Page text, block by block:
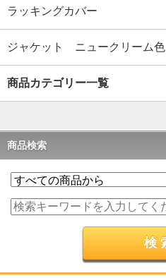
ラッキングカバー
ジャケット ニュークリーム色
商品カテゴリー一覧
商品検索